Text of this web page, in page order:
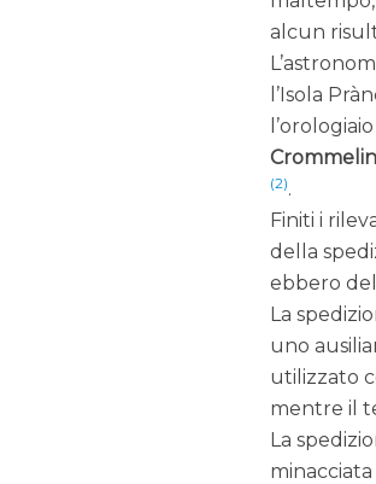
alcun
l’Isola
l’orologiaio
Crommelin
(2).
Finiti i
della
ebbero
La
uno
utilizzato
mentre il
La